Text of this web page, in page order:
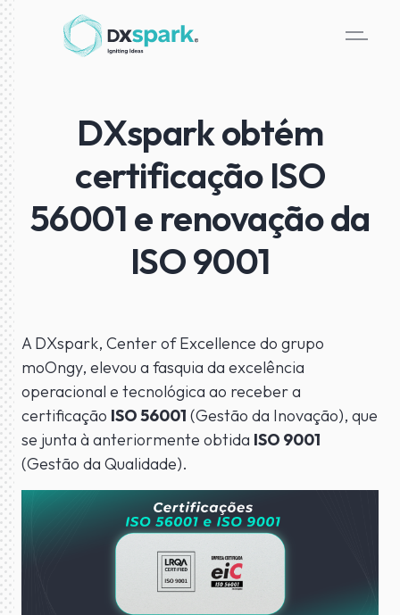
DXspark obtém
certificação ISO
56001 e renovação da
ISO 9001
A DXspark, Center of Excellence do grupo
moOngy, elevou a fasquia da excelência
operacional e tecnológica ao receber a
certificação ISO 56001 (Gestão da Inovação), que
se junta à anteriormente obtida ISO 9001
(Gestão da Qualidade).